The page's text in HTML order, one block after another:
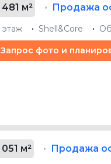
481 м² Продажа
этаж Shell&Core
Запрос фото и
051 м² Продажа